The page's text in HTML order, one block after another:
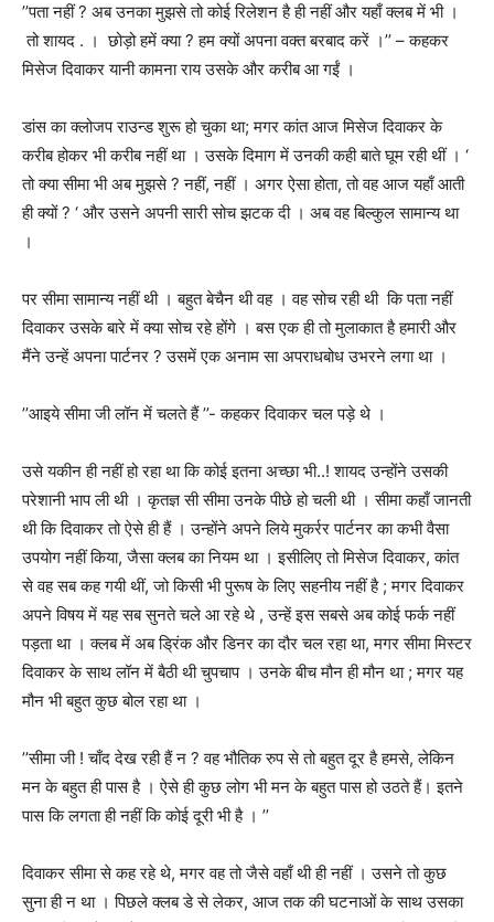
’’पता नहीं? अब उनका मुझसे तो कोई रिलेशन है ही नहीं और यहाँ क्लब में भी ।
तो शायद . । छोड़ो हमें क्या?हम क्यों अपना वक्त बरबाद करें ।’’ –कहकर
मिसेज दिवाकर यानी कामना राय उसके और करीब आ गईं ।
डांस का क्लोजप राउन्ड शुरू हो चुका था;मगर कांत आज मिसेज दिवाकर के
करीब होकर भी करीब नहीं था । उसके दिमाग में उनकी कही बाते घूम रही थीं । ‘
तो क्या सीमा भी अब मुझसे?नहीं,नहीं । अगर ऐसा होता,तो वह आज यहाँ आती
ही क्यों? ‘ और उसने अपनी सारी सोच झटक दी । अब वह बिल्कुल सामान्य था
।
पर सीमा सामान्य नहीं थी । बहुत बेचैन थी वह । वह सोच रही थी कि पता नहीं
दिवाकर उसके बारे में क्या सोच रहे होंगे । बस एक ही तो मुलाकात है हमारी और
मैंने उन्हें अपना पार्टनर ?उसमें एक अनाम सा अपराधबोध उभरने लगा था ।
’’आइये सीमा जी लॉन में चलते हैं’’-कहकर दिवाकर चल पड़े थे ।
उसे यकीन ही नहीं हो रहा था कि कोई इतना अच्छा भी..! शायद उन्होंने उसकी
परेशानी भाप ली थी । कृतज्ञ सी सीमा उनके पीछे हो चली थी । सीमा कहाँ जानती
थी कि दिवाकर तो ऐसे ही हैं । उन्होंने अपने लिये मुकर्रर पार्टनर का कभी वैसा
उपयोग नहीं किया,जैसा क्लब का नियम था । इसीलिए तो मिसेज दिवाकर,कांत
से वह सब कह गयी थीं,जो किसी भी पुरूष के लिए सहनीय नहीं है ; मगर दिवाकर
अपने विषय में यह सब सुनते चले आ रहे थे ,उन्हें इस सबसे अब कोई फर्क नहीं
पड़ता था । क्लब में अब ड्रिंक और डिनर का दौर चल रहा था,मगर सीमा मिस्टर
दिवाकर के साथ लॉन में बैठी थी चुपचाप । उनके बीच मौन ही मौन था ; मगर यह
मौन भी बहुत कुछ बोल रहा था ।
’’सीमा जी ! चाँद देख रही हैं न ?वह भौतिक रुप से तो बहुत दूर है हमसे, लेकिन
मन के बहुत ही पास है । ऐसे ही कुछ लोग भी मन के बहुत पास हो उठते हैं। इतने
पास कि लगता ही नहीं कि कोई दूरी भी है । ’’
दिवाकर सीमा से कह रहे थे,मगर वह तो जैसे वहाँ थी ही नहीं । उसने तो कुछ
सुना ही न था । पिछले क्लब डे से लेकर, आज तक की घटनाओं के साथ उसका